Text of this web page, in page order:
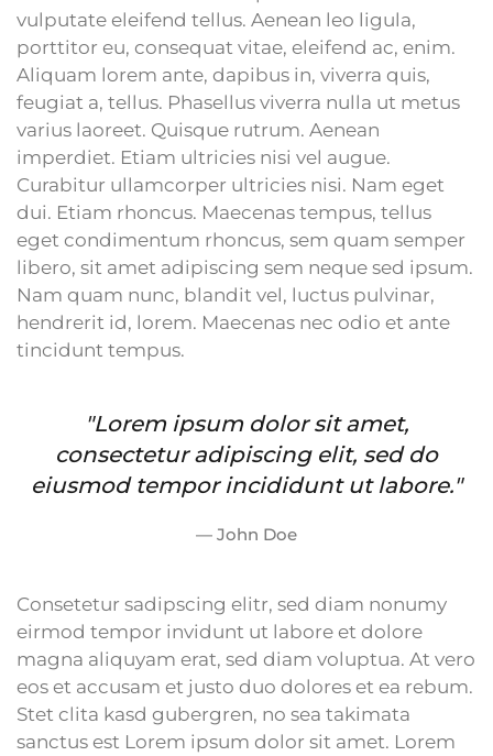
vulputate eleifend tellus. Aenean leo ligula,
porttitor eu, consequat vitae, eleifend ac, enim.
Aliquam lorem ante, dapibus in, viverra quis,
feugiat a, tellus. Phasellus viverra nulla ut metus
varius laoreet. Quisque rutrum. Aenean
imperdiet. Etiam ultricies nisi vel augue.
Curabitur ullamcorper ultricies nisi. Nam eget
dui. Etiam rhoncus. Maecenas tempus, tellus
eget condimentum rhoncus, sem quam semper
libero, sit amet adipiscing sem neque sed ipsum.
Nam quam nunc, blandit vel, luctus pulvinar,
hendrerit id, lorem. Maecenas nec odio et ante
tincidunt tempus.
"Lorem ipsum dolor sit amet,
consectetur adipiscing elit, sed do
eiusmod tempor incididunt ut labore."
John Doe
Consetetur sadipscing elitr, sed diam nonumy
eirmod tempor invidunt ut labore et dolore
magna aliquyam erat, sed diam voluptua. At vero
eos et accusam et justo duo dolores et ea rebum.
Stet clita kasd gubergren, no sea takimata
sanctus est Lorem ipsum dolor sit amet. Lorem